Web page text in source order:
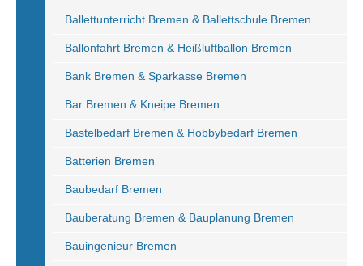
Ballettunterricht Bremen & Ballettschule Bremen
Ballonfahrt Bremen & Heißluftballon Bremen
Bank Bremen & Sparkasse Bremen
Bar Bremen & Kneipe Bremen
Bastelbedarf Bremen & Hobbybedarf Bremen
Batterien Bremen
Baubedarf Bremen
Bauberatung Bremen & Bauplanung Bremen
Bauingenieur Bremen